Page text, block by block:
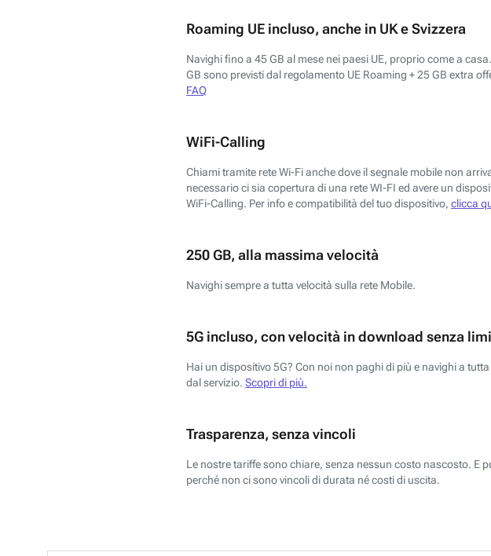
Roaming UE incluso, anche in UK e Svizzera
Navighi fino a 45 GB al mese nei paesi UE, proprio come a
GB sono previsti dal regolamento UE Roaming + 25 GB extra
FAQ
WiFi-Calling
Chiami tramite rete Wi-Fi anche dove il segnale mobile non
necessario ci sia copertura di una rete WI-FI ed avere un
WiFi-Calling. Per info e compatibilità del tuo dispositivo, clicca
250 GB, alla massima velocità
Navighi sempre a tutta velocità sulla rete Mobile.
5G incluso, con velocità in download senza
Hai un dispositivo 5G? Con noi non paghi di più e navighi a
dal servizio. Scopri di più.
Trasparenza, senza vincoli
Le nostre tariffe sono chiare, senza nessun costo nascosto. E
perché non ci sono vincoli di durata né costi di uscita.